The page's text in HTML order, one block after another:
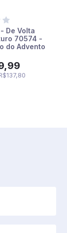
De Volta
70574 -
do Advento